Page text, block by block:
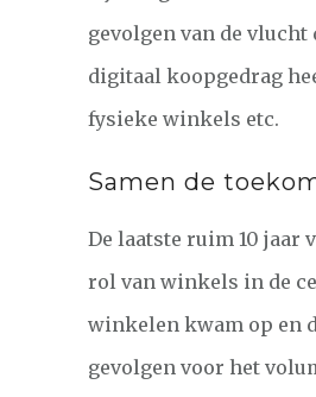
gevolgen van de vlucht
digitaal koopgedrag
fysieke winkels etc.
Samen de
De laatste ruim 10 jaar
rol van winkels in de
winkelen kwam op en
gevolgen voor het